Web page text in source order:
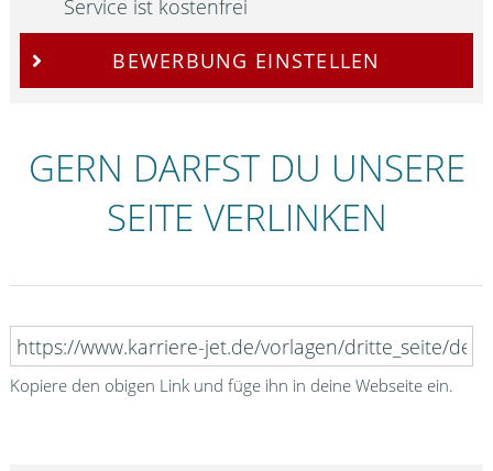
Service ist kostenfrei
BEWERBUNG EINSTELLEN
GERN DARFST DU UNSERE
SEITE VERLINKEN
Kopiere den obigen Link und füge ihn in deine Webseite ein.